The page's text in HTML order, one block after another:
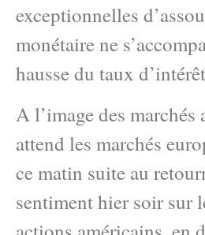
exceptionnelles
monétaire ne
hausse du taux
A l’image des marchés
attend les marchés
ce matin suite au
sentiment hier soir sur